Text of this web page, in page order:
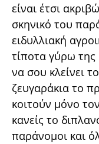
είναι έτσι
σκηνικό του
ειδυλλιακή
τίποτα γύρω της
να σου κλείνει
ζευγαράκια το
κοιτούν μόνο
κανείς το
παράνομοι και